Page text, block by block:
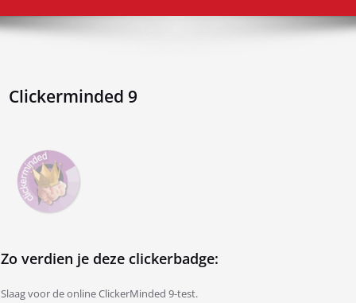
Clickerminded 9
Zo verdien je deze clickerbadge:
Slaag voor de online ClickerMinded 9-test.